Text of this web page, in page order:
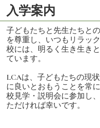
入学案内
子どもたちと先生たちと
を尊重し、いつもリラッ
校には、明るく生き生き
ています。
LCAは、子どもたちの現
に良いとおもうことを常
校見学・説明会に参加し
ただければ幸いです。